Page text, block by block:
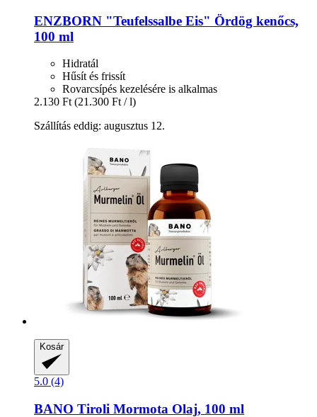
ENZBORN "Teufelssalbe Eis" Ördög kenőcs,
100 ml
Hidratál
Hűsít és frissít
Rovarcsípés kezelésére is alkalmas
2.130 Ft (21.300 Ft / l)
Szállítás eddig: augusztus 12.
Kosár
5.0 (4)
BANO Tiroli Mormota Olaj, 100 ml